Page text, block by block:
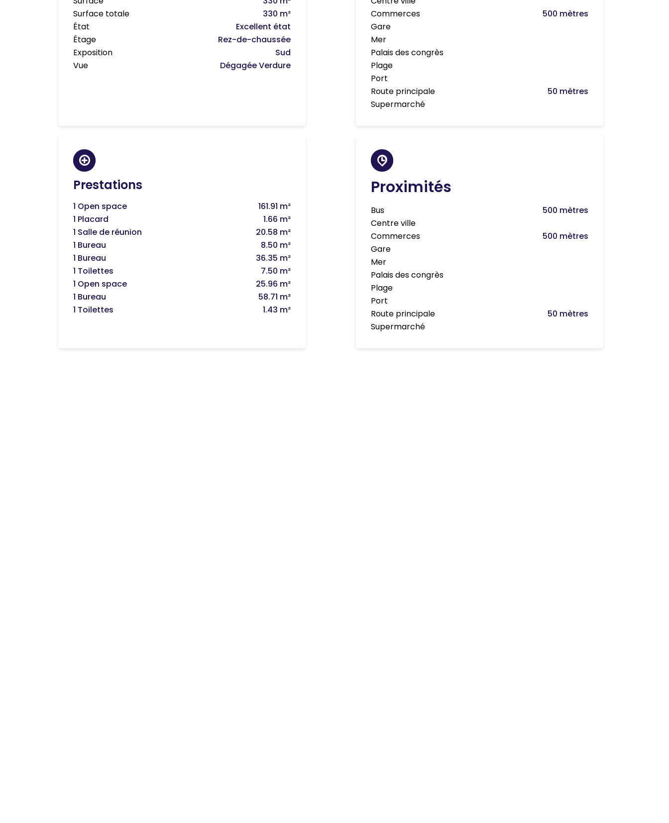
Surface totale
330 m²
État
Excellent état
Étage
Rez-de-chaussée
Exposition
Sud
Vue
Dégagée Verdure
Commerces
500 mètres
Gare
Mer
Palais des congrès
Plage
Port
Route principale
50 mètres
Supermarché
Prestations
1 Open space
161.91 m²
1 Placard
1.66 m²
1 Salle de réunion
20.58 m²
1 Bureau
8.50 m²
1 Bureau
36.35 m²
1 Toilettes
7.50 m²
1 Open space
25.96 m²
1 Bureau
58.71 m²
1 Toilettes
1.43 m²
Proximités
Bus
500 mètres
Centre ville
Commerces
500 mètres
Gare
Mer
Palais des congrès
Plage
Port
Route principale
50 mètres
Supermarché